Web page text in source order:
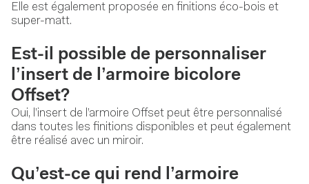
Elle est également proposée en finitions éco-bois et
super-matt.
Est-il possible de personnaliser
l’insert de l’armoire bicolore
Offset?
Oui, l’insert de l’armoire Offset peut être personnalisé
dans toutes les finitions disponibles et peut également
être réalisé avec un miroir.
Qu’est-ce qui rend l’armoire